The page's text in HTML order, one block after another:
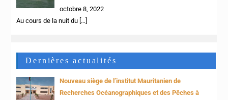
octobre 8, 2022
Au cours de la nuit du […]
Dernières actualités
Nouveau siège de l’institut Mauritanien de
Recherches Océanographiques et des Pêches à